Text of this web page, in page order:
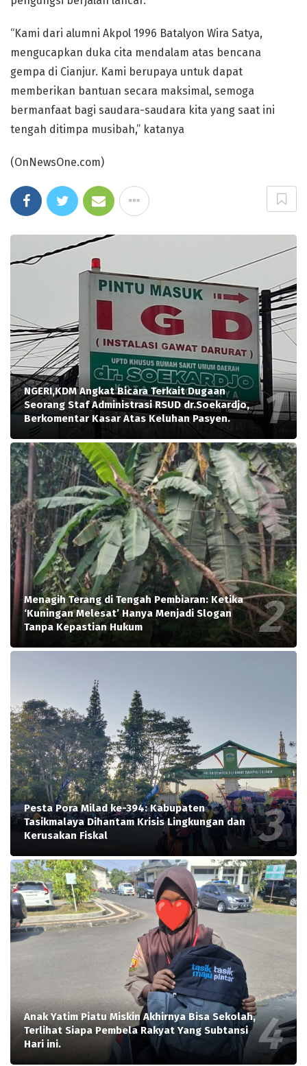
“Kami dari alumni Akpol 1996 Batalyon Wira Satya,
mengucapkan duka cita mendalam atas bencana
gempa di Cianjur. Kami berupaya untuk dapat
memberikan bantuan secara maksimal, semoga
bermanfaat bagi saudara-saudara kita yang saat ini
tengah ditimpa musibah,” katanya
(OnNewsOne.com)
NGERI,KDM Angkat Bicara Terkait Dugaan
Seorang Staf Administrasi RSUD dr.Soekardjo,
Berkomentar Kasar Atas Keluhan Pasyen.
Menagih Terang di Tengah Pembiaran: Ketika
‘Kuningan Melesat’ Hanya Menjadi Slogan
Tanpa Kepastian Hukum
Pesta Pora Milad ke-394: Kabupaten
Tasikmalaya Dihantam Krisis Lingkungan dan
Kerusakan Fiskal
Anak Yatim Piatu Miskin Akhirnya Bisa Sekolah,
Terlihat Siapa Pembela Rakyat Yang Subtansi
Hari ini.